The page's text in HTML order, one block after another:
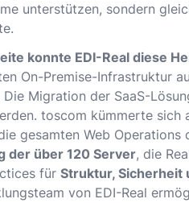
unterstützen, sondern
konnte EDI-Real diese
On-Premise-Infrastruktur
Die Migration der SaaS-
toscom kümmerte sich
gesamten Web
der über 120 Server, die
für Struktur, Sicherheit
von EDI-Real